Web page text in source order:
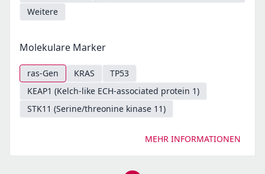
Weitere
Molekulare Marker
ras-Gen KRAS
TP53
KEAP1 (Kelch-like ECH-associated protein 1)
STK11 (Serine/threonine kinase 11)
MEHR INFORMATIONEN